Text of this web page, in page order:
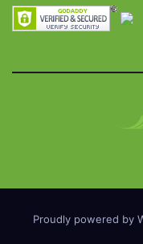
Proudly powered by